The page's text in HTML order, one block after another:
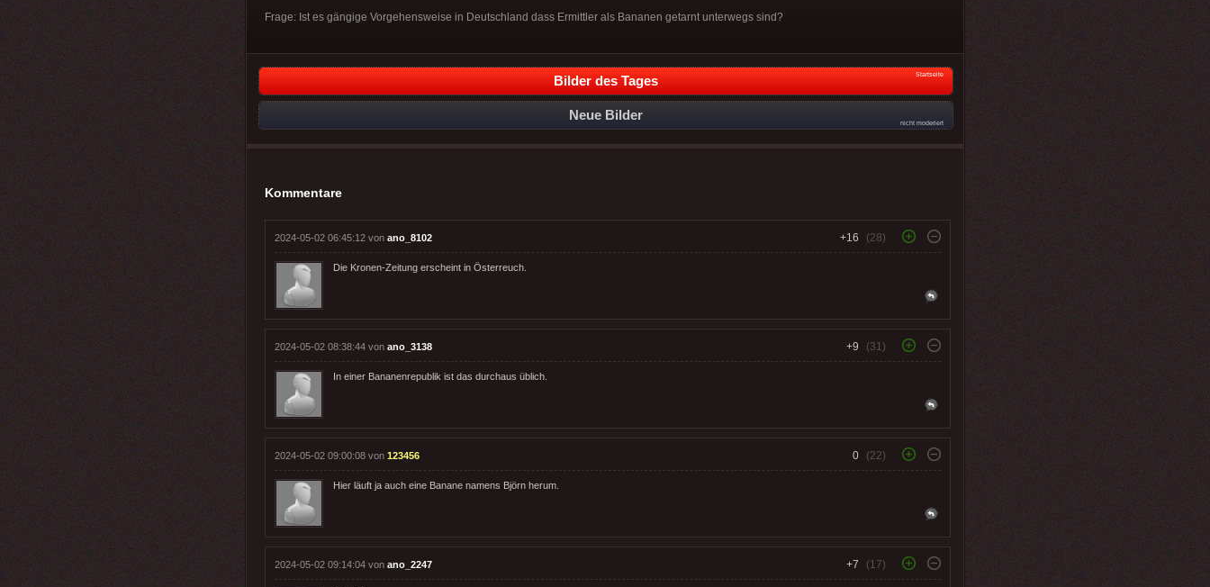
Frage: Ist es gängige Vorgehensweise in Deutschland dass Ermittler als Bananen getarnt unterwegs sind?
Bilder des Tages Startseite
Neue Bilder
nicht moderiert
Kommentare
2024-05-02 06:45:12 von ano_8102 +16 (28)
Die Kronen-Zeitung erscheint in Österreuch.
2024-05-02 08:38:44 von ano_3138 +9 (31)
In einer Bananenrepublik ist das durchaus üblich.
2024-05-02 09:00:08 von 123456 0 (22)
Hier läuft ja auch eine Banane namens Björn herum.
2024-05-02 09:14:04 von ano_2247 +7 (17)